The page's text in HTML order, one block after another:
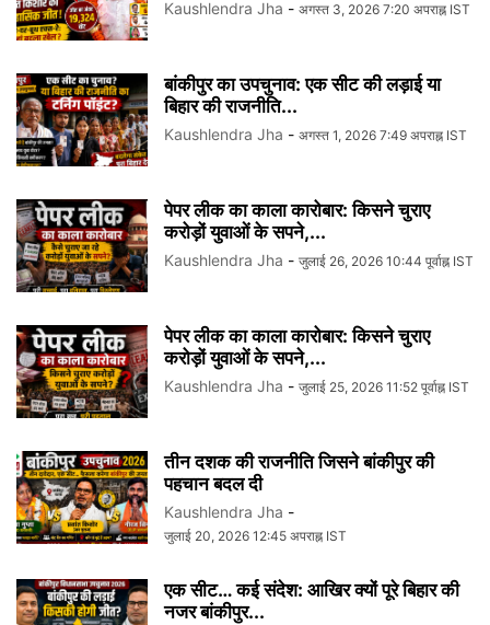
Kaushlendra Jha - अगस्त 3, 2026 7:20 अपराह्न IST
बांकीपुर का उपचुनाव: एक सीट की लड़ाई या
बिहार की राजनीति...
Kaushlendra Jha - अगस्त 1, 2026 7:49 अपराह्न IST
पेपर लीक का काला कारोबार: किसने चुराए
करोड़ों युवाओं के सपने,...
Kaushlendra Jha - जुलाई 26, 2026 10:44 पूर्वाह्न IST
पेपर लीक का काला कारोबार: किसने चुराए
करोड़ों युवाओं के सपने,...
Kaushlendra Jha - जुलाई 25, 2026 11:52 पूर्वाह्न IST
तीन दशक की राजनीति जिसने बांकीपुर की
पहचान बदल दी
Kaushlendra Jha -
जुलाई 20, 2026 12:45 अपराह्न IST
एक सीट… कई संदेश: आखिर क्यों पूरे बिहार की
नजर बांकीपुर...